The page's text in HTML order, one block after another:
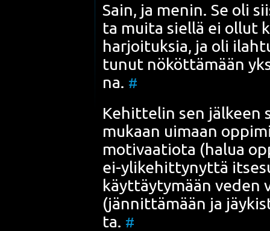
Sain, ja menin. Se oli
ta mui­ta siel­lä ei ollut
har­joi­tuk­sia, ja oli
tu­nut nököt­tä­mään
na. #
Kehit­te­lin sen jäl­keen
mukaan uimaan
moti­vaa­tio­ta (halua
ei-yli­ke­hit­ty­nyt­tä
käyt­täy­ty­mään veden
(jän­nit­tä­mään ja
ta. #